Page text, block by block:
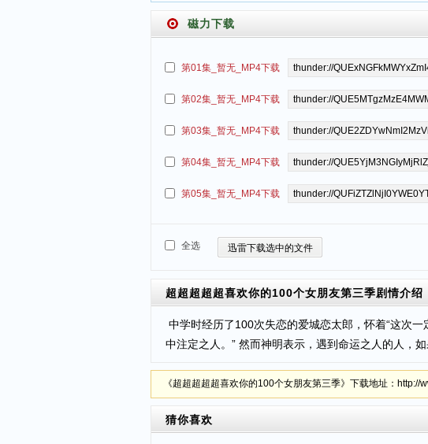
磁力下载
第01集_暂无_MP4下载
第02集_暂无_MP4下载
第03集_暂无_MP4下载
第04集_暂无_MP4下载
第05集_暂无_MP4下载
全选 迅雷下载选中的文件
超超超超超喜欢你的100个女朋友第三季剧情介绍
中学时经历了100次失恋的爱城恋太郎，怀着“这次
中注定之人。” 然而神明表示，遇到命运之人的人，
《超超超超超喜欢你的100个女朋友第三季》下载地址：http://
猜你喜欢